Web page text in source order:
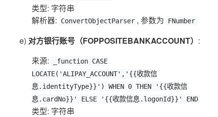
类型: 字符串
解析器:
ConvertObjectParser , 参数为 FNumber
e) 对方银行账号（FOPPOSITEBANKACCOUNT） :
来源:
_function CASE
LOCATE('ALIPAY_ACCOUNT','{{收款信
息.identityType}}') WHEN 0 THEN '{{收款信
息.cardNo}}' ELSE '{{收款信息.logonId}}' END
类型: 字符串